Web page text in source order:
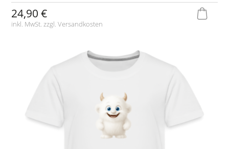
24,90 €
inkl. MwSt. zzgl.Versandkosten